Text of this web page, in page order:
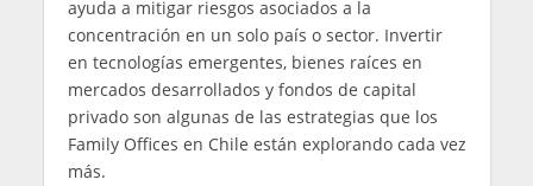
ayuda a mitigar riesgos asociados a la
concentración en un solo país o sector. Invertir
en tecnologías emergentes, bienes raíces en
mercados desarrollados y fondos de capital
privado son algunas de las estrategias que los
Family Offices en Chile están explorando cada vez
más.